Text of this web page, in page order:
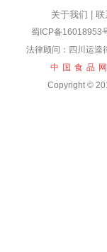
关于我们 联
蜀ICP备16018953
法律顾问：四川运逵
中国食品
Copyright ©